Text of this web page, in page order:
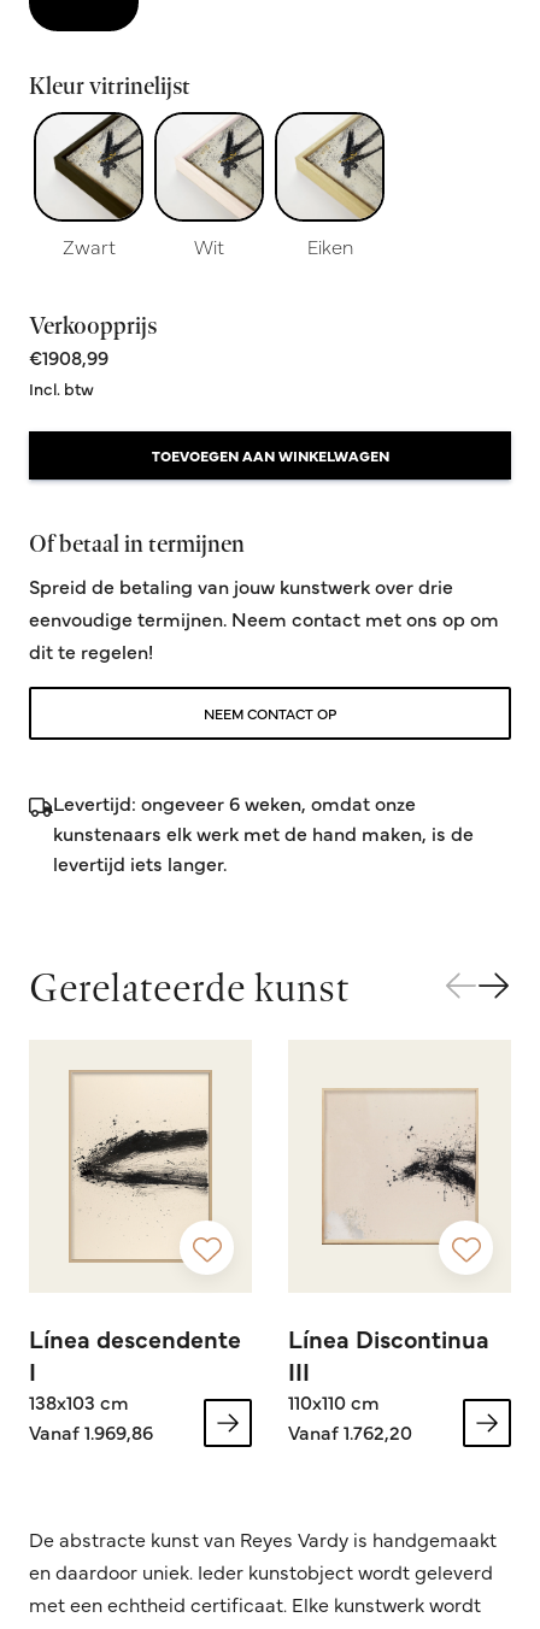
Kleur vitrinelijst
Zwart Wit Eiken
Verkoopprijs
€1908,99
Incl. btw
TOEVOEGEN AAN WINKELWAGEN
Of betaal in termijnen
Spreid de betaling van jouw kunstwerk over drie
eenvoudige termijnen. Neem contact met ons op om
dit te regelen!
NEEM CONTACT OP
Levertijd: ongeveer 6 weken, omdat onze
kunstenaars elk werk met de hand maken, is de
levertijd iets langer.
Gerelateerde kunst
Línea descendente
I
138x103 cm
Vanaf 1.969,86
Línea Discontinua
III
110x110 cm
Vanaf 1.762,20
De abstracte kunst van Reyes Vardy is handgemaakt
en daardoor uniek. Ieder kunstobject wordt geleverd
met een echtheid certificaat. Elke kunstwerk wordt